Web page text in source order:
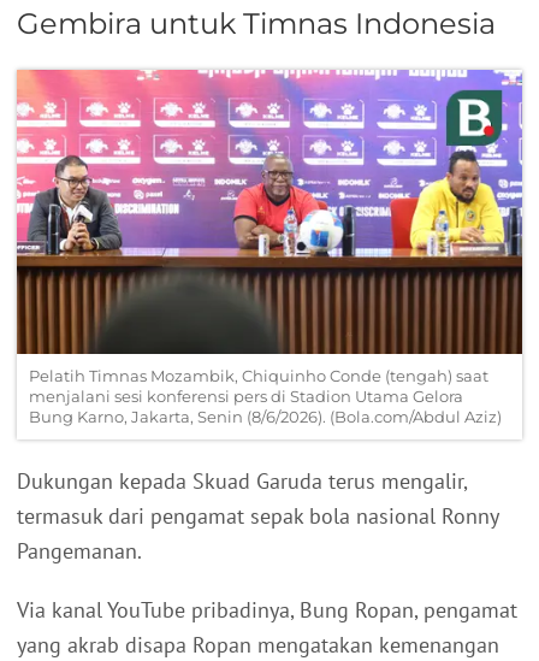
Gembira untuk Timnas Indonesia
Pelatih Timnas Mozambik, Chiquinho Conde (tengah) saat
menjalani sesi konferensi pers di Stadion Utama Gelora
Bung Karno, Jakarta, Senin (8/6/2026). (Bola.com/Abdul Aziz)
Dukungan kepada Skuad Garuda terus mengalir,
termasuk dari pengamat sepak bola nasional Ronny
Pangemanan.
Via kanal YouTube pribadinya, Bung Ropan, pengamat
yang akrab disapa Ropan mengatakan kemenangan